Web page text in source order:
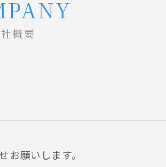
概要
願いします。